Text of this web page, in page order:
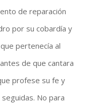
de reparación
por su cobardía y
pertenecía al
de que cantara
profese su fe y
No para